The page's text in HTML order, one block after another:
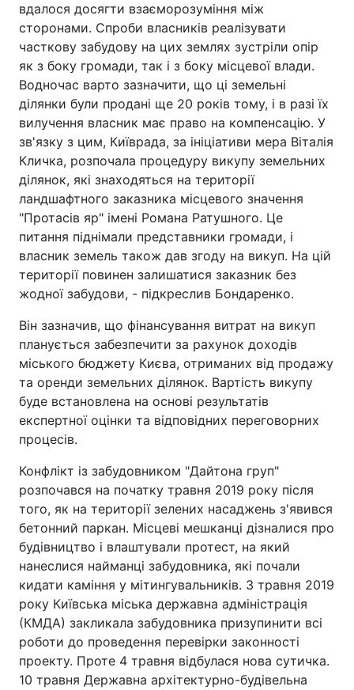
вдалося досягти взаєморозуміння між
сторонами. Спроби власників реалізувати
часткову забудову на цих землях зустріли опір
як з боку громади, так і з боку місцевої влади.
Водночас варто зазначити, що ці земельні
ділянки були продані ще 20 років тому, і в разі їх
вилучення власник має право на компенсацію. У
зв'язку з цим, Київрада, за ініціативи мера Віталія
Кличка, розпочала процедуру викупу земельних
ділянок, які знаходяться на території
ландшафтного заказника місцевого значення
"Протасів яр" імені Романа Ратушного. Це
питання піднімали представники громади, і
власник земель також дав згоду на викуп. На цій
території повинен залишатися заказник без
жодної забудови, - підкреслив Бондаренко.
Він зазначив, що фінансування витрат на викуп
планується забезпечити за рахунок доходів
міського бюджету Києва, отриманих від продажу
та оренди земельних ділянок. Вартість викупу
буде встановлена на основі результатів
експертної оцінки та відповідних переговорних
процесів.
Конфлікт із забудовником "Дайтона груп"
розпочався на початку травня 2019 року після
того, як на території зелених насаджень з'явився
бетонний паркан. Місцеві мешканці дізналися про
будівництво і влаштували протест, на який
нанеслися найманці забудовника, які почали
кидати каміння у мітингувальників. 3 травня 2019
року Київська міська державна адміністрація
(КМДА) закликала забудовника призупинити всі
роботи до проведення перевірки законності
проекту. Проте 4 травня відбулася нова сутичка.
10 травня Державна архітектурно-будівельна